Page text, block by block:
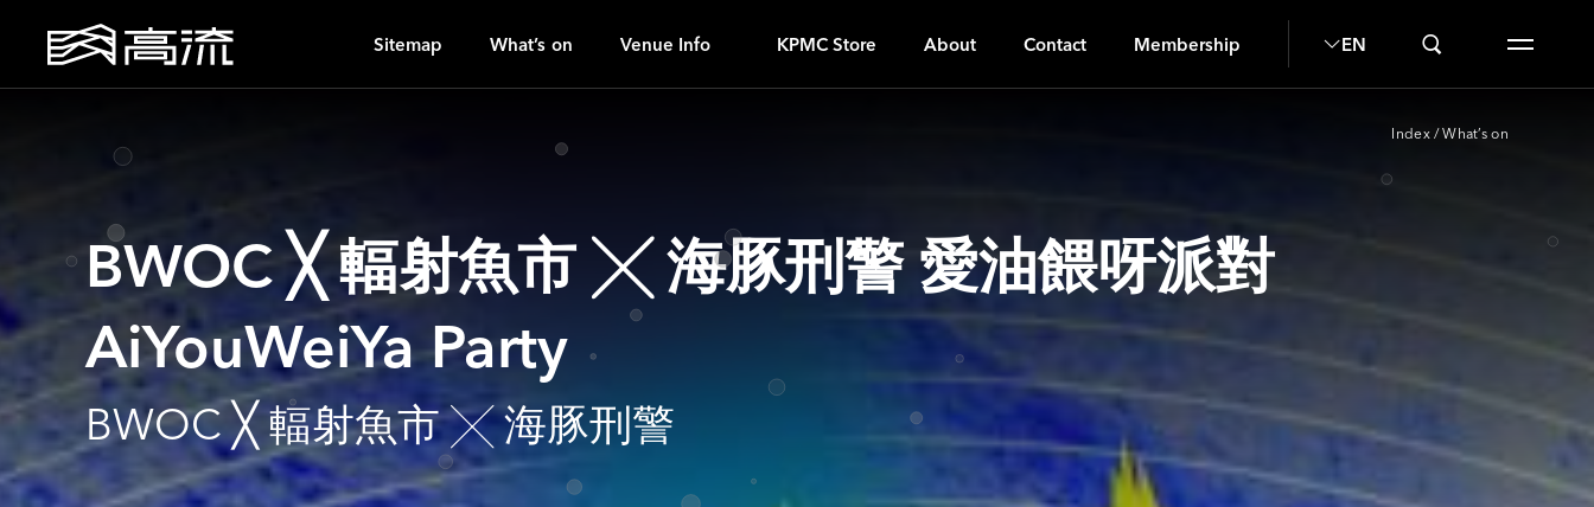
Sitemap What’s on Venue Info KPMC Store About Contact Membership EN
Index / What’s on
BWOC ╳ 輻射魚市 ╳ 海豚刑警 愛油餵呀派對
AiYouWeiYa Party
BWOC ╳ 輻射魚市 ╳ 海豚刑警